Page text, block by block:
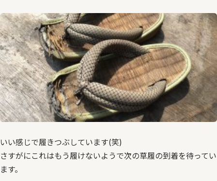
いい感じで履きつぶしています(笑)
さすがにこれはもう履けないようで次の草履の到着を待ってい
ます。